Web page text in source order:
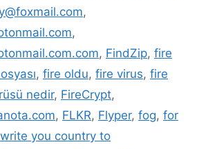
,
,
, FindZip, fire
, fire oldu, fire virus, fire
nedir, FireCrypt,
, FLKR, Flyper, fog, for
you country to